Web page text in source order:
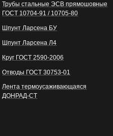
Трубы стальные ЭСВ прямошовные
ГОСТ 10704-91 / 10705-80
Шпунт Ларсена БУ
Шпунт Ларсена Л4
Круг ГОСТ 2590-2006
Отводы ГОСТ 30753-01
Лента термоусаживающаяся
ДОНРАД-СТ